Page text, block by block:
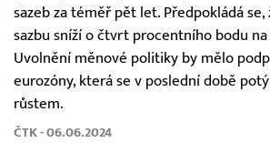
sazeb za téměř pět let. Předpokládá se,
sazbu sníží o čtvrt procentního bodu
Uvolnění měnové politiky by mělo
eurozóny, která se v poslední době
růstem.
ČTK - 06.06.2024